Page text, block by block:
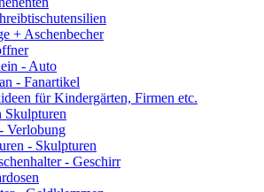
+ Aschenbecher
- Auto
- Fanartikel
für Kindergärten, Firmen etc.
Skulpturen
Verlobung
- Skulpturen
- Geschirr